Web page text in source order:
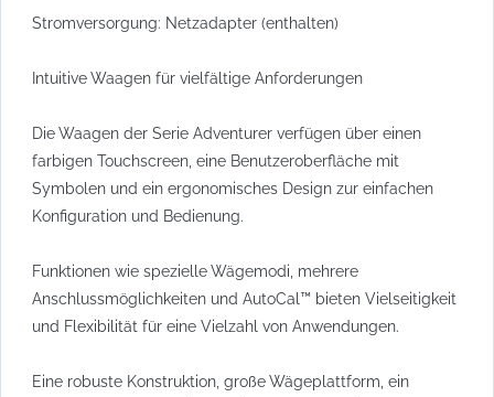
Stromversorgung: Netzadapter (enthalten)
Intuitive Waagen für vielfältige Anforderungen
Die Waagen der Serie Adventurer verfügen über einen
farbigen Touchscreen, eine Benutzeroberfläche mit
Symbolen und ein ergonomisches Design zur einfachen
Konfiguration und Bedienung.
Funktionen wie spezielle Wägemodi, mehrere
Anschlussmöglichkeiten und AutoCal™ bieten Vielseitigkeit
und Flexibilität für eine Vielzahl von Anwendungen.
Eine robuste Konstruktion, große Wägeplattform, ein